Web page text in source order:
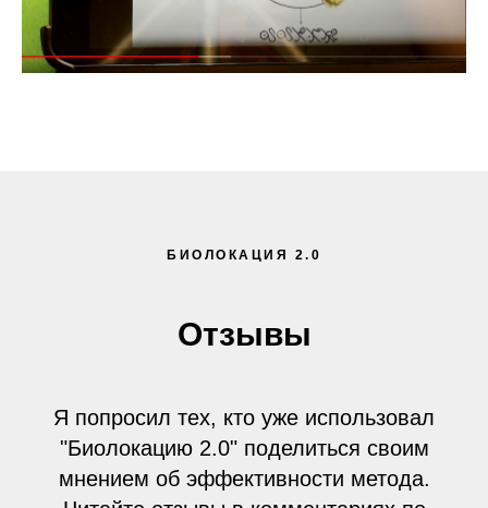
БИОЛОКАЦИЯ 2.0
Отзывы
Я попросил тех, кто уже использовал
"Биолокацию 2.0" поделиться своим
мнением об эффективности метода.